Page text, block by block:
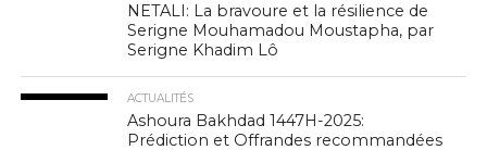
NETALI: La bravoure et la résilience de
Serigne Mouhamadou Moustapha, par
Serigne Khadim Lô
ACTUALITÉS
Ashoura Bakhdad 1447H-2025:
Prédiction et Offrandes recommandées